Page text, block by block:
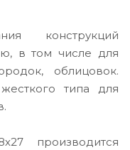
конструкций
в том числе для
облицовок.
типа для
производится